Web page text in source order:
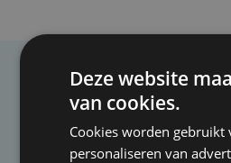
Taalfout
artikel?
Deze website
van cookies.
Cookies worden gebruikt
personaliseren van